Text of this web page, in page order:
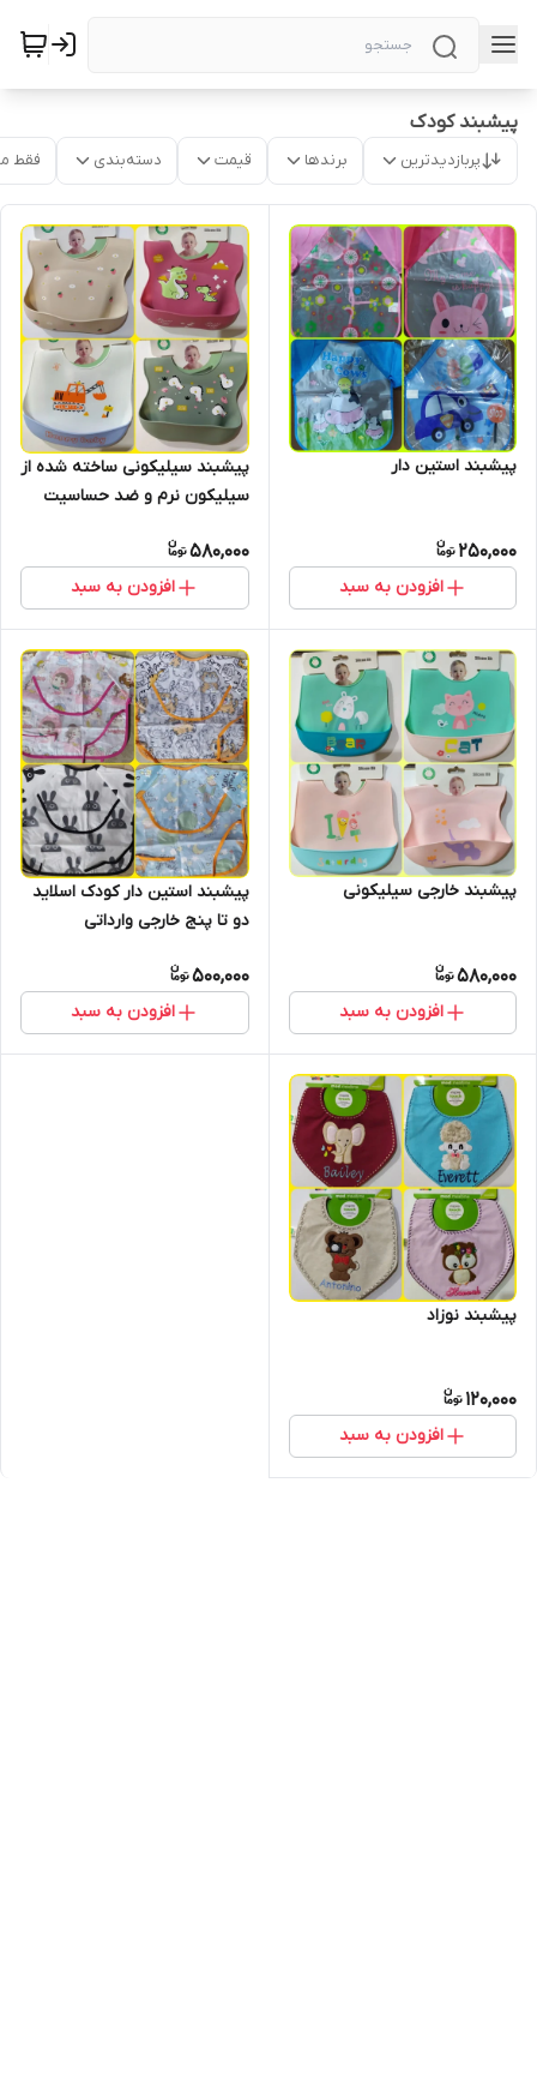
پیشبند کودک
پربازدیدترین برندها قیمت دسته‌بندی فقط
پیشبند استین دار
250,000
افزودن به سبد
پیشبند سیلیکونی ساخته شده از
سیلیکون نرم و ضد حساسیت
580,000
افزودن به سبد
پیشبند خارجی سیلیکونی
580,000
افزودن به سبد
پیشبند استین دار کودک اسلاید
دو تا پنج خارجی وارداتی
500,000
افزودن به سبد
پیشبند نوزاد
120,000
افزودن به سبد